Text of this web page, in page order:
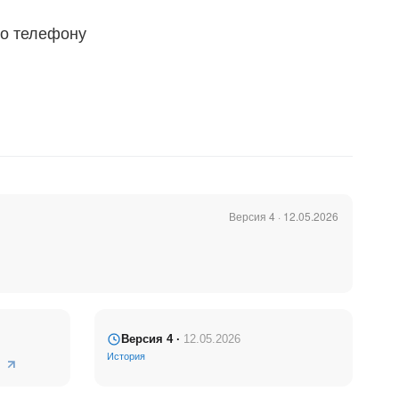
телефону
Версия 4 · 12.05.2026
Версия 4 · 12.05.2026
История